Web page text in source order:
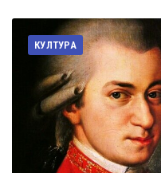
КУЛТУРА